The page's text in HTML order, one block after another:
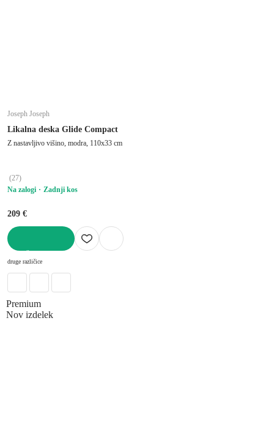
Joseph Joseph
Likalna deska Glide Compact
Z nastavljivo višino, modra, 110x33 cm
(27)
Na zalogi
Zadnji kos
209 €
druge različice
Premium
Nov izdelek